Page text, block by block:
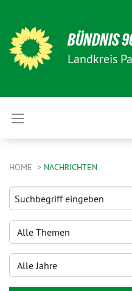
BÜNDNIS
Landkreis
HOME NACHRICHTEN